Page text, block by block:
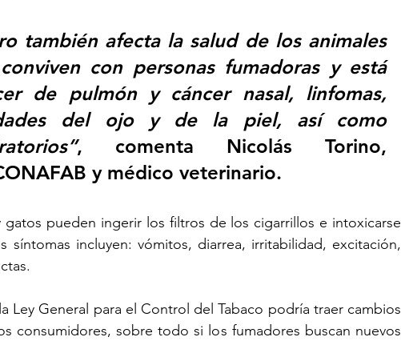
también afecta la salud de los animales
con personas fumadoras y está
de pulmón y cáncer nasal, linfomas,
del ojo y de la piel, así como
, comenta Nicolás Torino,
y médico veterinario.
pueden ingerir los filtros de los cigarrillos e intoxicarse
síntomas incluyen: vómitos, diarrea, irritabilidad, excitación,
Ley General para el Control del Tabaco podría traer cambios
consumidores, sobre todo si los fumadores buscan nuevos